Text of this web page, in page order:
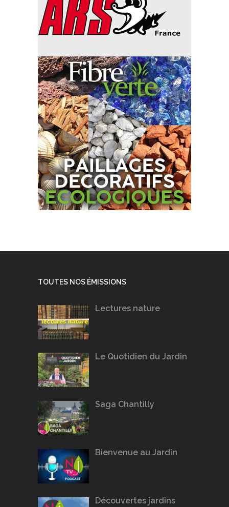
TOUTES NOS ÉMISSIONS
Lectures nature
Le Quotidien du Jardin
Saga Chantilly
Bienvenue au Jardin
Découvertes jardins